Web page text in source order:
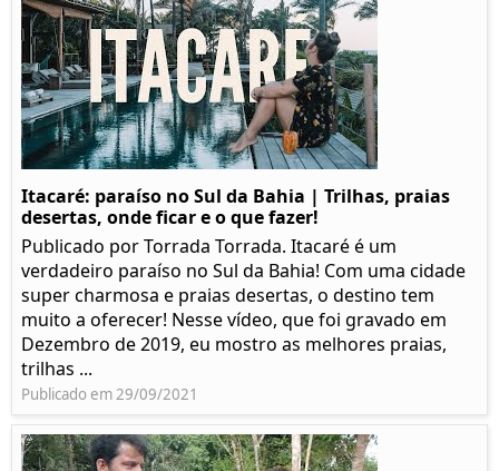
Itacaré: paraíso no Sul da Bahia | Trilhas, praias
desertas, onde ficar e o que fazer!
Publicado por Torrada Torrada. Itacaré é um
verdadeiro paraíso no Sul da Bahia! Com uma cidade
super charmosa e praias desertas, o destino tem
muito a oferecer! Nesse vídeo, que foi gravado em
Dezembro de 2019, eu mostro as melhores praias,
trilhas ...
Publicado em 29/09/2021